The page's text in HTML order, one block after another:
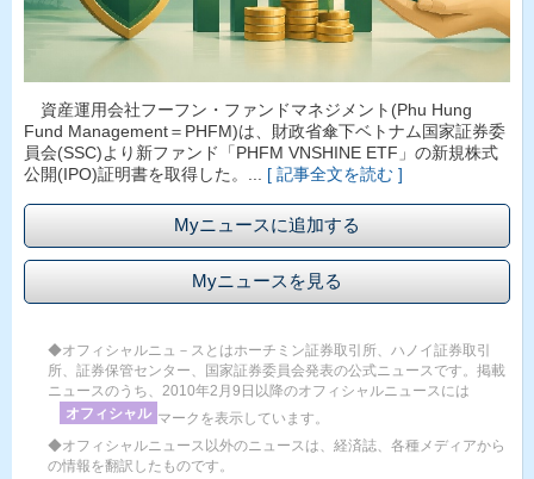
資産運用会社フーフン・ファンドマネジメント(Phu Hung
Fund Management＝PHFM)は、財政省傘下ベトナム国家証券委
員会(SSC)より新ファンド「PHFM VNSHINE ETF」の新規株式
公開(IPO)証明書を取得した。... [ 記事全文を読む ]
Myニュースに追加する
Myニュースを見る
◆オフィシャルニュ－スとはホーチミン証券取引所、ハノイ証券取引
所、証券保管センター、国家証券委員会発表の公式ニュースです。掲載
ニュースのうち、2010年2月9日以降のオフィシャルニュースには
オフィシャル マークを表示しています。
◆オフィシャルニュース以外のニュースは、経済誌、各種メディアから
の情報を翻訳したものです。